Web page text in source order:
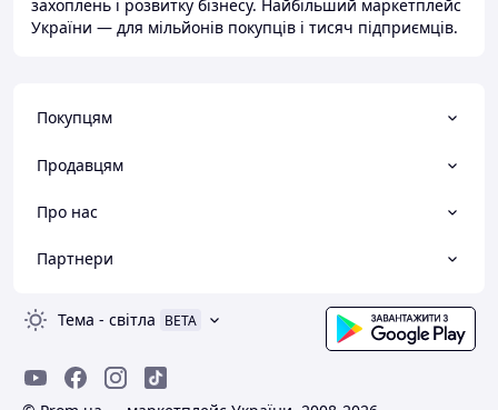
захоплень і розвитку бізнесу. Найбільший маркетплейс
України — для мільйонів покупців і тисяч підприємців.
Покупцям
Продавцям
Про нас
Партнери
Тема - світла BETA